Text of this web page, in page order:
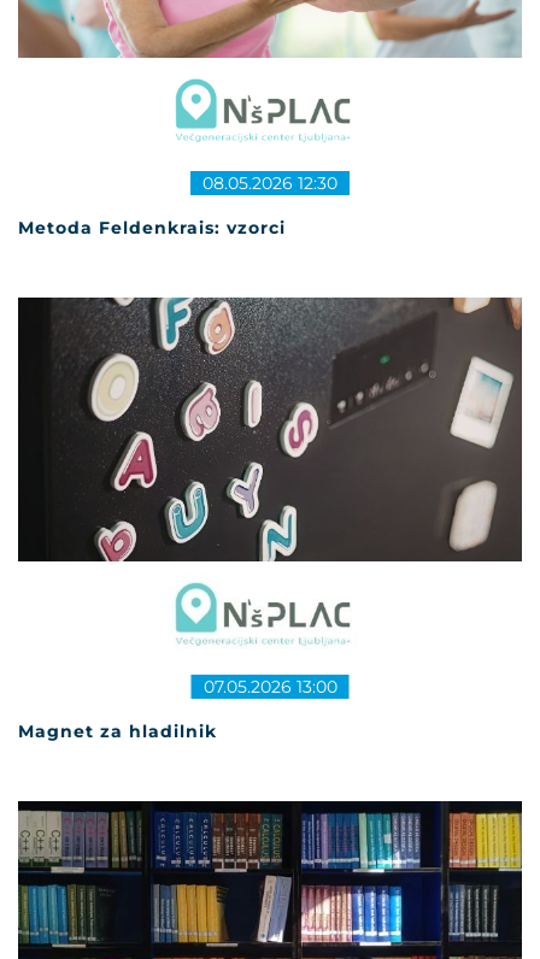
Metoda Feldenkrais: vzorci
08.05.2026 12:30
Magnet za hladilnik
07.05.2026 13:00